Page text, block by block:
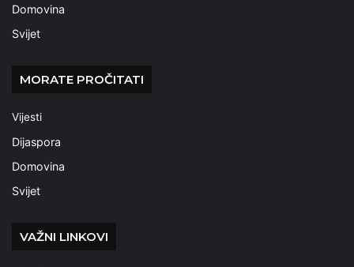
Domovina
Svijet
MORATE PROČITATI
Vijesti
Dijaspora
Domovina
Svijet
VAŽNI LINKOVI